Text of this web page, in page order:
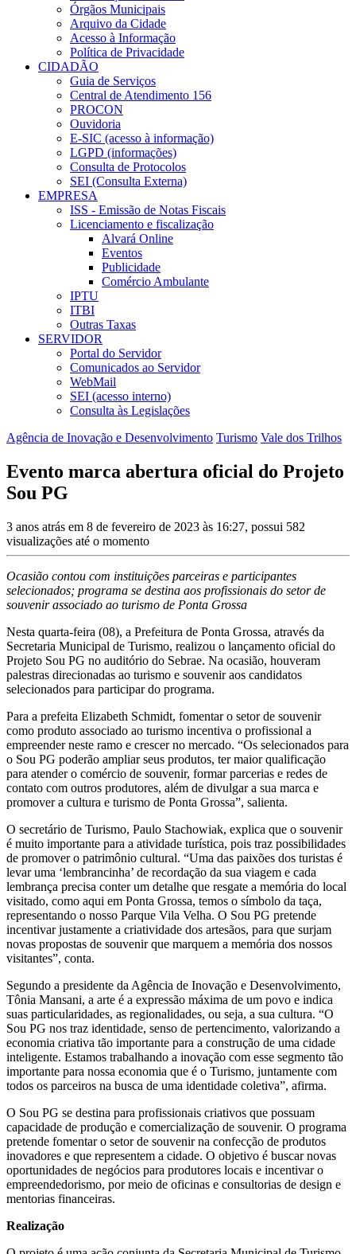
Órgãos Municipais
Arquivo da Cidade
Acesso à Informação
Política de Privacidade
CIDADÃO
Guia de Serviços
Central de Atendimento 156
PROCON
Ouvidoria
E-SIC (acesso à informação)
LGPD (informações)
Consulta de Protocolos
SEI (Consulta Externa)
EMPRESA
ISS - Emissão de Notas Fiscais
Licenciamento e fiscalização
Alvará Online
Eventos
Publicidade
Comércio Ambulante
IPTU
ITBI
Outras Taxas
SERVIDOR
Portal do Servidor
Comunicados ao Servidor
WebMail
SEI (acesso interno)
Consulta às Legislações
Agência de Inovação e Desenvolvimento Turismo Vale dos Trilhos
Evento marca abertura oficial do Projeto
Sou PG
3 anos atrás em 8 de fevereiro de 2023 às 16:27, possui 582
visualizações até o momento
Ocasião contou com instituições parceiras e participantes
selecionados; programa se destina aos profissionais do setor de
souvenir associado ao turismo de Ponta Grossa
Nesta quarta-feira (08), a Prefeitura de Ponta Grossa, através da
Secretaria Municipal de Turismo, realizou o lançamento oficial do
Projeto Sou PG no auditório do Sebrae. Na ocasião, houveram
palestras direcionadas ao turismo e souvenir aos candidatos
selecionados para participar do programa.
Para a prefeita Elizabeth Schmidt, fomentar o setor de souvenir
como produto associado ao turismo incentiva o profissional a
empreender neste ramo e crescer no mercado. “Os selecionados para
o Sou PG poderão ampliar seus produtos, ter maior qualificação
para atender o comércio de souvenir, formar parcerias e redes de
contato com outros produtores, além de divulgar a sua marca e
promover a cultura e turismo de Ponta Grossa”, salienta.
O secretário de Turismo, Paulo Stachowiak, explica que o souvenir
é muito importante para a atividade turística, pois traz possibilidades
de promover o patrimônio cultural. “Uma das paixões dos turistas é
levar uma ‘lembrancinha’ de recordação da sua viagem e cada
lembrança precisa conter um detalhe que resgate a memória do local
visitado, como aqui em Ponta Grossa, temos o símbolo da taça,
representando o nosso Parque Vila Velha. O Sou PG pretende
incentivar justamente a criatividade dos artesãos, para que surjam
novas propostas de souvenir que marquem a memória dos nossos
visitantes”, conta.
Segundo a presidente da Agência de Inovação e Desenvolvimento,
Tônia Mansani, a arte é a expressão máxima de um povo e indica
suas particularidades, as regionalidades, ou seja, a sua cultura. “O
Sou PG nos traz identidade, senso de pertencimento, valorizando a
economia criativa tão importante para a construção de uma cidade
inteligente. Estamos trabalhando a inovação com esse segmento tão
importante para nossa economia que é o Turismo, juntamente com
todos os parceiros na busca de uma identidade coletiva”, afirma.
O Sou PG se destina para profissionais criativos que possuam
capacidade de produção e comercialização de souvenir. O programa
pretende fomentar o setor de souvenir na confecção de produtos
inovadores e que representem a cidade. O objetivo é buscar novas
oportunidades de negócios para produtores locais e incentivar o
empreendedorismo, por meio de oficinas e consultorias de design e
mentorias financeiras.
Realização